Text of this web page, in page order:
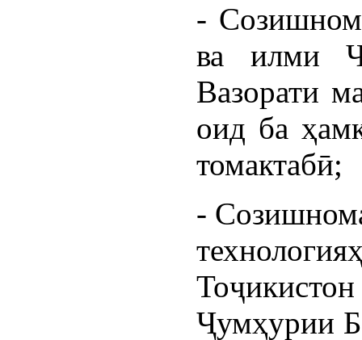
-
ва илми
Вазорати
оид ба
томактабӣ;
-
Ҷумҳурии